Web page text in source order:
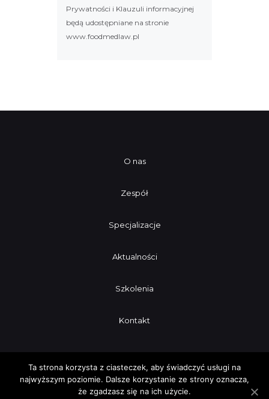
Prywatności i Klauzuli informacyjnej
będą udostępniane na stronie
www.foodmedlaw.pl
O nas
Zespół
Specjalizacje
Aktualności
Szkolenia
Kontakt
Ta strona korzysta z ciasteczek, aby świadczyć usługi na
najwyższym poziomie. Dalsze korzystanie ze strony oznacza,
że zgadzasz się na ich użycie.